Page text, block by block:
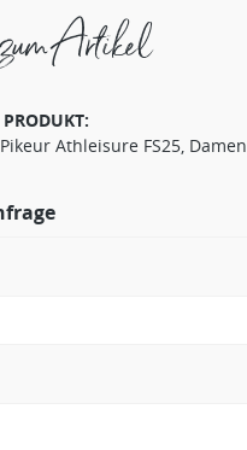
Artikel
Athleisure FS25, Damen